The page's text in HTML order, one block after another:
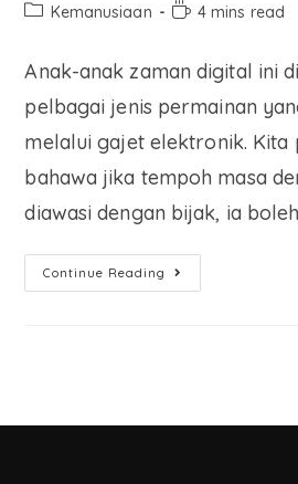
Kemanusiaan
4 mins read
Anak-anak zaman digital ini
pelbagai jenis permainan
melalui gajet elektronik. Kita
bahawa jika tempoh masa
diawasi dengan bijak, ia
Continue Reading